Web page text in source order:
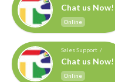
Chat us Now!
Online
Sales Support /
Chat us Now!
Online